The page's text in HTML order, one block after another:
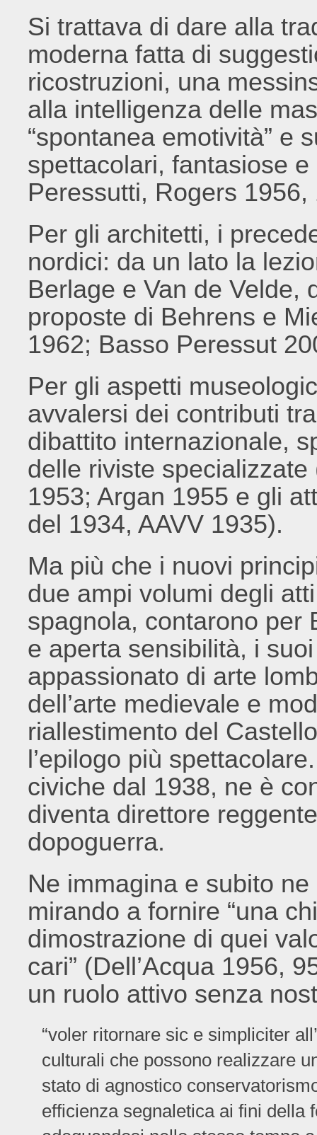
Si trattava di dare alla
moderna fatta di
ricostruzioni, una
alla intelligenza delle
“spontanea emotività” e
spettacolari, fantasiose
Peressutti, Rogers 1956,
Per gli architetti, i
nordici: da un lato la
Berlage e Van de Velde,
proposte di Behrens e
1962; Basso Peressut
Per gli aspetti
avvalersi dei contributi
dibattito internazionale,
delle riviste
1953; Argan 1955 e gli
del 1934, AAVV 1935).
Ma più che i nuovi
due ampi volumi degli
spagnola, contarono per
e aperta sensibilità, i
appassionato di arte
dell’arte medievale e
riallestimento del
l’epilogo più
civiche dal 1938, ne è
diventa direttore
dopoguerra.
Ne immagina e subito
mirando a fornire “una
dimostrazione di quei
cari” (Dell’Acqua 1956,
un ruolo attivo senza
“voler ritornare sic e simpliciter
culturali che possono realizzare
stato di agnostico
efficienza segnaletica ai fini della